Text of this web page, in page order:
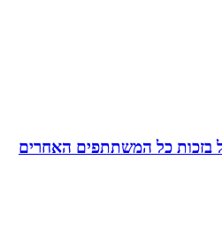
בזכות כל המשתתפים האחרים